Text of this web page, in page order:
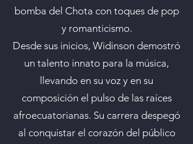
bomba del Chota con toques de pop
y romanticismo.
Desde sus inicios, Widinson demostró
un talento innato para la música,
llevando en su voz y en su
composición el pulso de las raíces
afroecuatorianas. Su carrera despegó
al conquistar el corazón del público